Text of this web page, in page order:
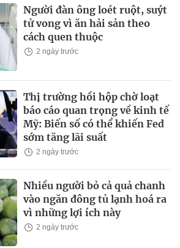
Người đàn ông loét ruột, suýt
tử vong vì ăn hải sản theo
cách quen thuộc
2 ngày trước
Thị trường hồi hộp chờ loạt
báo cáo quan trọng về kinh tế
Mỹ: Biến số có thể khiến Fed
sớm tăng lãi suất
2 ngày trước
Nhiều người bỏ cả quả chanh
vào ngăn đông tủ lạnh hoá ra
vì những lợi ích này
2 ngày trước